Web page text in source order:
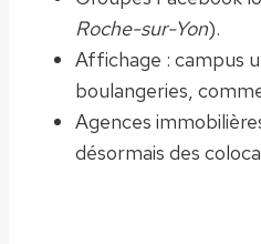
Roche-sur-Yon).
Affichage : campus
boulangeries,
Agences
désormais des